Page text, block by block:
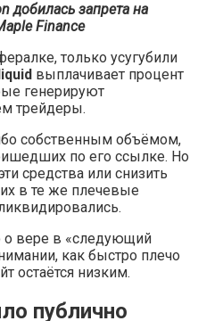
добилась запрета на
Finance
только усугубили
выплачивает процент
генерируют
трейдеры.
собственным объёмом,
по его ссылке. Но
средства или снизить
их в те же плечевые
о вере в «следующий
как быстро плечо
остаётся низким.
публично